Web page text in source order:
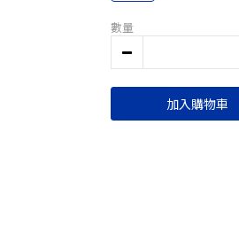
數量
加入購物車